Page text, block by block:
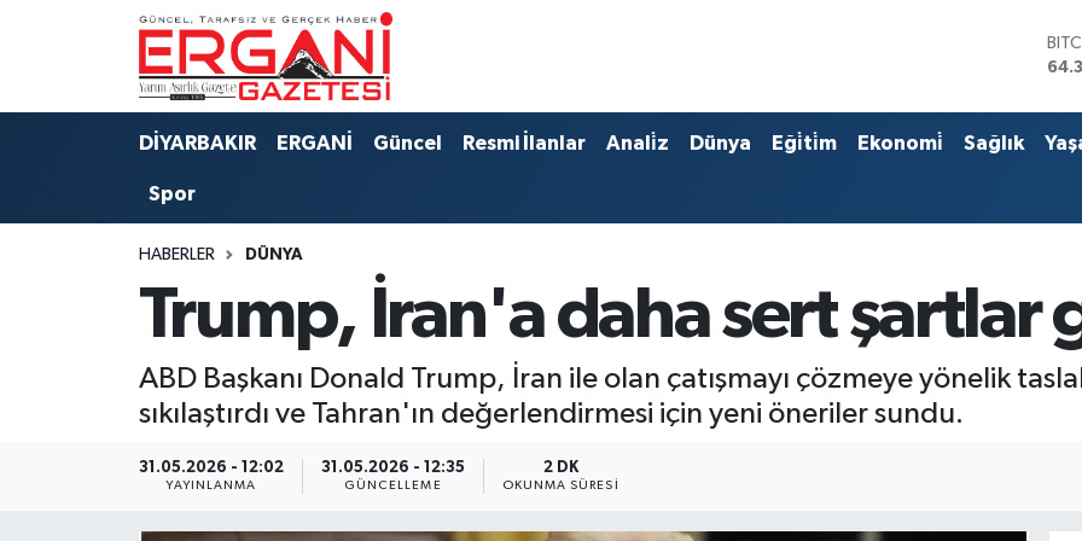
DİYARBAKIR ERGANİ Güncel Resmi İlanlar Anali̇z Dünya Eği̇ti̇m Ekonomi̇ Sağlık
Spor
HABERLER DÜNYA
Trump, İran'a daha sert şartlar
ABD Başkanı Donald Trump, İran ile olan çatışmayı çözmeye yönelik
sıkılaştırdı ve Tahran'ın değerlendirmesi için yeni öneriler sundu.
31.05.2026 - 12:02
YAYINLANMA
31.05.2026 - 12:35
GÜNCELLEME
2 DK
OKUNMA SÜRESI
DİYARBAKIR
BAĞLAR
ERGANİ
Resmi İlanlar
Si̇yaset
Ergani Nöbetçi Eczaneler
Ergani Hava Durumu
Süper Lig Puan Durumu ve Fikstür
Tüm Manşetler
Son Dakika Haberleri
Haber Arşivi